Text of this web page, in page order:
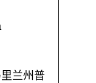
兰州普